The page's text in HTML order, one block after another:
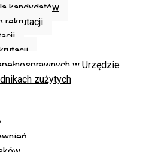
kandydatów
rekrutacji
w Urzędzie
zużytych